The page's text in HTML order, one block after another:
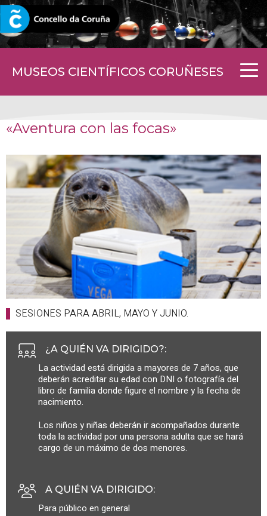
MUSEOS CIENTÍFICOS CORUÑESES
CORUNA.GAL
«Aventura con las focas»
SESIONES PARA ABRIL, MAYO Y JUNIO.
¿A QUIÉN VA DIRIGIDO?:
La actividad está dirigida a mayores de 7 años, que
deberán acreditar su edad con DNI o fotografía del
libro de familia donde figure el nombre y la fecha de
nacimiento.
Los niños y niñas deberán ir acompañados durante
toda la actividad por una persona adulta que se hará
cargo de un máximo de dos menores.
A QUIÉN VA DIRIGIDO:
Para público en general